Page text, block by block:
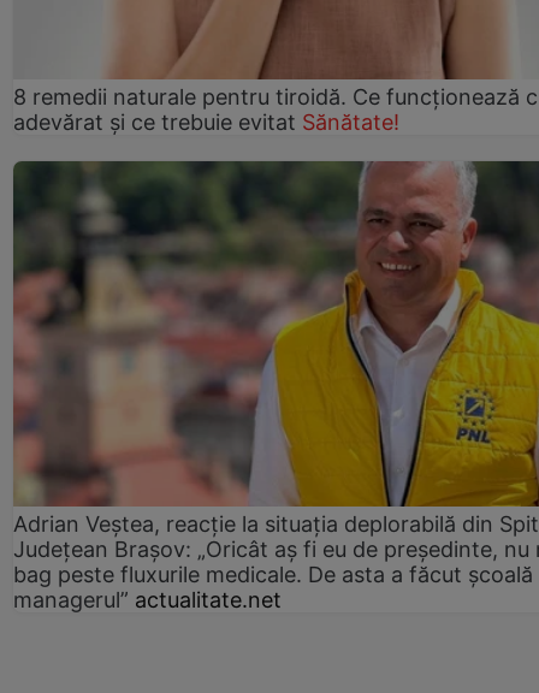
8 remedii naturale pentru tiroidă. Ce funcționează
adevărat și ce trebuie evitat Sănătate!
Adrian Veștea, reacție la situația deplorabilă din
Județean Brașov: „Oricât aș fi eu de președinte, nu
bag peste fluxurile medicale. De asta a făcut școală
managerul” actualitate.net